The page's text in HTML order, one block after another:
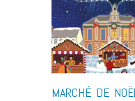
MARCHÉ DE